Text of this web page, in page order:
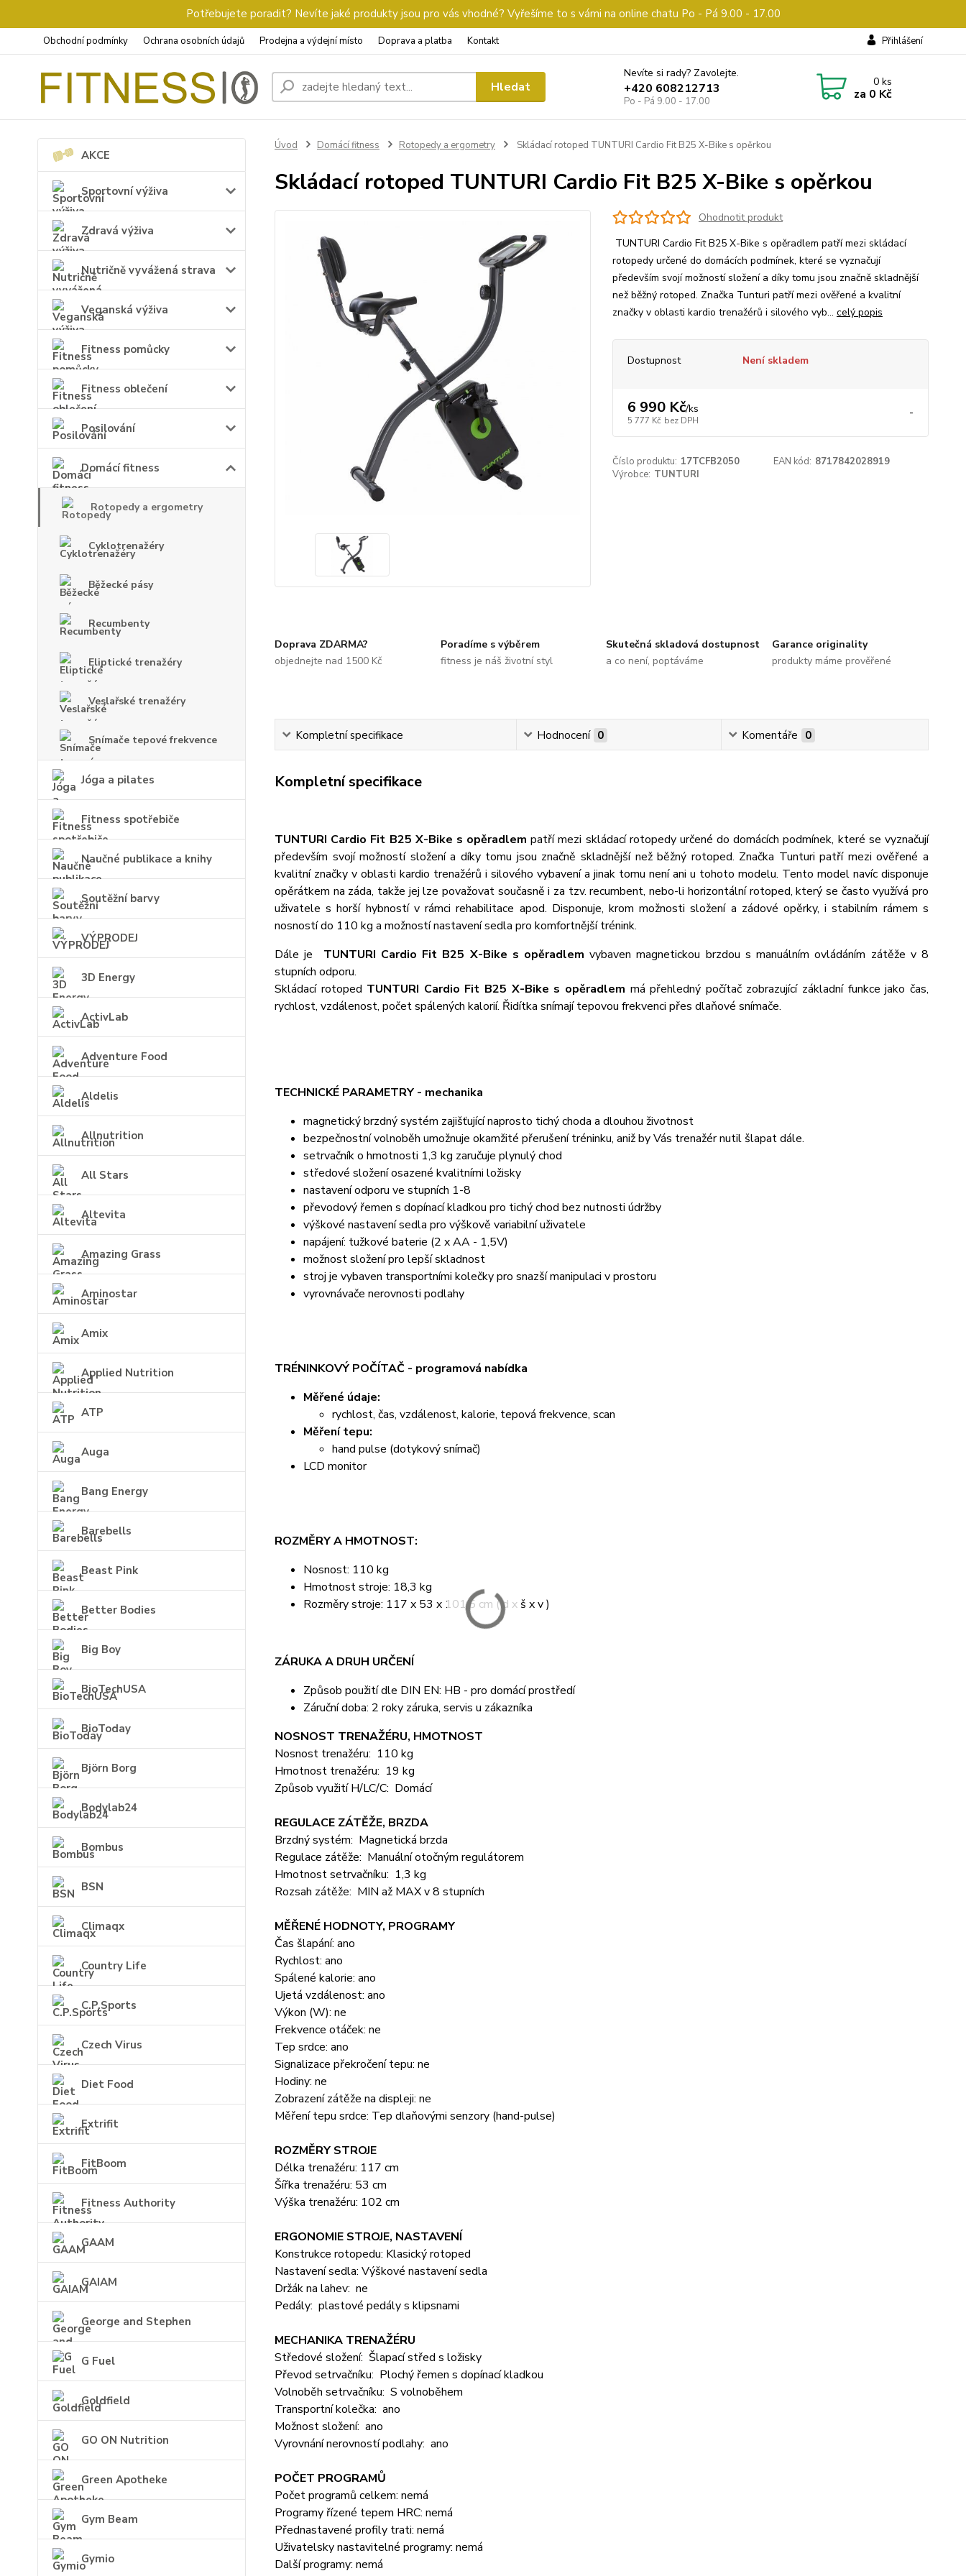
Potřebujete poradit? Nevíte jaké produkty jsou pro vás vhodné? Vyřešíme to s vámi na online chatu Po - Pá 9.00 - 17.00
Obchodní podmínky Ochrana osobních údajů Prodejna a výdejní místo Doprava a platba Kontakt Přihlášení
Hledat
Nevíte si rady? Zavolejte.
+420 608212713
Po - Pá 9.00 - 17.00
0ks
za 0 Kč
AKCE
Sportovní výživa
Zdravá výživa
Nutričně vyvážená strava
Veganská výživa
Fitness pomůcky
Fitness oblečení
Posilování
Domácí fitness
Rotopedy a ergometry
Cyklotrenažéry
Běžecké pásy
Recumbenty
Eliptické trenažéry
Veslařské trenažéry
Snímače tepové frekvence
Jóga a pilates
Fitness spotřebiče
Naučné publikace a knihy
Soutěžní barvy
VÝPRODEJ
3D Energy
ActivLab
Adventure Food
Aldelis
Allnutrition
All Stars
Altevita
Amazing Grass
Aminostar
Amix
Applied Nutrition
ATP
Auga
Bang Energy
Barebells
Beast Pink
Better Bodies
Big Boy
BioTechUSA
BioToday
Björn Borg
Bodylab24
Bombus
BSN
Climaqx
Country Life
C.P.Sports
Czech Virus
Diet Food
Extrifit
FitBoom
Fitness Authority
GAAM
GAIAM
George and Stephen
G Fuel
Goldfield
GO ON Nutrition
Green Apotheke
Gym Beam
Gymio
Úvod Domácí fitness Rotopedy a ergometry Skládací rotoped TUNTURI Cardio Fit B25 X-Bike s opěrkou
Skládací rotoped TUNTURI Cardio Fit B25 X-Bike s opěrkou
Ohodnotit produkt
TUNTURI Cardio Fit B25 X-Bike s opěradlem patří mezi skládací
rotopedy určené do domácích podmínek, které se vyznačují
především svojí možností složení a díky tomu jsou značně skladnější
než běžný rotoped. Značka Tunturi patří mezi ověřené a kvalitní
značky v oblasti kardio trenažérů i silového vyb... celý popis
Dostupnost Není skladem
6 990 Kč/ks
5 777 Kč bez DPH -
Číslo produktu: 17TCFB2050 EAN kód: 8717842028919
Výrobce: TUNTURI
Doprava ZDARMA?
objednejte nad 1500 Kč
Poradíme s výběrem
fitness je náš životní styl
Skutečná skladová dostupnost
a co není, poptáváme
Garance originality
produkty máme prověřené
Kompletní specifikace Hodnocení 0 Komentáře 0
Kompletní specifikace
TUNTURI Cardio Fit B25 X-Bike s opěradlem patří mezi skládací rotopedy určené do domácích podmínek, které se vyznačují
především svojí možností složení a díky tomu jsou značně skladnější než běžný rotoped. Značka Tunturi patří mezi ověřené a
kvalitní značky v oblasti kardio trenažérů i silového vybavení a jinak tomu není ani u tohoto modelu. Tento model navíc disponuje
opěrátkem na záda, takže jej lze považovat současně i za tzv. recumbent, nebo-li horizontální rotoped, který se často využívá pro
uživatele s horší hybností v rámci rehabilitace apod. Disponuje, krom možnosti složení a zádové opěrky, i stabilním rámem s
nosností do 110 kg a možností nastavení sedla pro komfortnější trénink.
Dále je TUNTURI Cardio Fit B25 X-Bike s opěradlem vybaven magnetickou brzdou s manuálním ovládáním zátěže v 8
stupních odporu.
Skládací rotoped TUNTURI Cardio Fit B25 X-Bike s opěradlem má přehledný počítač zobrazující základní funkce jako čas,
rychlost, vzdálenost, počet spálených kalorií. Řidítka snímají tepovou frekvenci přes dlaňové snímače.
TECHNICKÉ PARAMETRY - mechanika
magnetický brzdný systém zajišťující naprosto tichý choda a dlouhou životnost
bezpečnostní volnoběh umožnuje okamžité přerušení tréninku, aniž by Vás trenažér nutil šlapat dále.
setrvačník o hmotnosti 1,3 kg zaručuje plynulý chod
středové složení osazené kvalitními ložisky
nastavení odporu ve stupních 1-8
převodový řemen s dopínací kladkou pro tichý chod bez nutnosti údržby
výškové nastavení sedla pro výškově variabilní uživatele
napájení: tužkové baterie (2 x AA - 1,5V)
možnost složení pro lepší skladnost
stroj je vybaven transportními kolečky pro snazší manipulaci v prostoru
vyrovnávače nerovnosti podlahy
TRÉNINKOVÝ POČÍTAČ - programová nabídka
Měřené údaje:
rychlost, čas, vzdálenost, kalorie, tepová frekvence, scan
Měření tepu:
hand pulse (dotykový snímač)
LCD monitor
ROZMĚRY A HMOTNOST:
Nosnost: 110 kg
Hmotnost stroje: 18,3 kg
Rozměry stroje: 117 x 53 x 101,5 cm ( d x š x v )
ZÁRUKA A DRUH URČENÍ
Způsob použití dle DIN EN: HB - pro domácí prostředí
Záruční doba: 2 roky záruka, servis u zákazníka
NOSNOST TRENAŽÉRU, HMOTNOST
Nosnost trenažéru: 110 kg
Hmotnost trenažéru: 19 kg
Způsob využití H/LC/C: Domácí
REGULACE ZÁTĚŽE, BRZDA
Brzdný systém: Magnetická brzda
Regulace zátěže: Manuální otočným regulátorem
Hmotnost setrvačníku: 1,3 kg
Rozsah zátěže: MIN až MAX v 8 stupních
MĚŘENÉ HODNOTY, PROGRAMY
Čas šlapání: ano
Rychlost: ano
Spálené kalorie: ano
Ujetá vzdálenost: ano
Výkon (W): ne
Frekvence otáček: ne
Tep srdce: ano
Signalizace překročení tepu: ne
Hodiny: ne
Zobrazení zátěže na displeji: ne
Měření tepu srdce: Tep dlaňovými senzory (hand-pulse)
ROZMĚRY STROJE
Délka trenažéru: 117 cm
Šířka trenažéru: 53 cm
Výška trenažéru: 102 cm
ERGONOMIE STROJE, NASTAVENÍ
Konstrukce rotopedu: Klasický rotoped
Nastavení sedla: Výškové nastavení sedla
Držák na lahev: ne
Pedály: plastové pedály s klipsnami
MECHANIKA TRENAŽÉRU
Středové složení: Šlapací střed s ložisky
Převod setrvačníku: Plochý řemen s dopínací kladkou
Volnoběh setrvačníku: S volnoběhem
Transportní kolečka: ano
Možnost složení: ano
Vyrovnání nerovností podlahy: ano
POČET PROGRAMŮ
Počet programů celkem: nemá
Programy řízené tepem HRC: nemá
Přednastavené profily trati: nemá
Uživatelsky nastavitelné programy: nemá
Další programy: nemá